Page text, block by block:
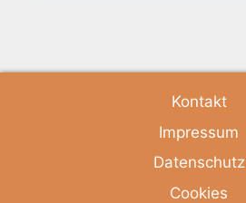
Kontakt
Impressum
Datenschutz
Cookies